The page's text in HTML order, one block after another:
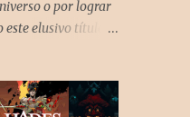
o por lograr
elusivo título